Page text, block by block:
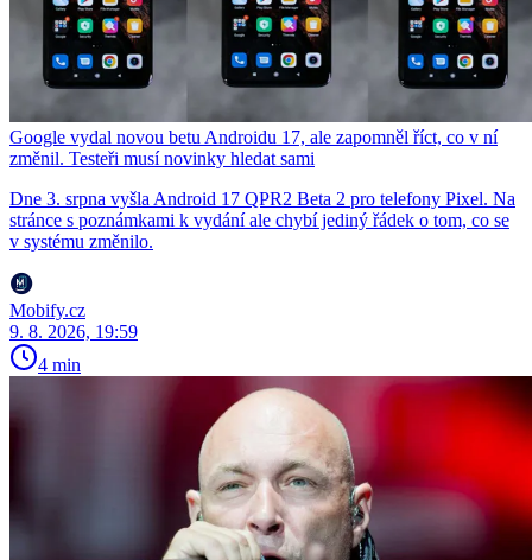
Google vydal novou betu Androidu 17, ale zapomněl říct, co v ní
změnil. Testeři musí novinky hledat sami
Dne 3. srpna vyšla Android 17 QPR2 Beta 2 pro telefony Pixel. Na
stránce s poznámkami k vydání ale chybí jediný řádek o tom, co se
v systému změnilo.
Mobify.cz
9. 8. 2026, 19:59
4 min